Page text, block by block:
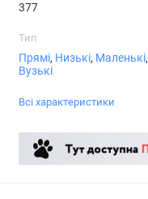
377
Тип
Прямі, Низькі, Маленькі,
Вузькі
Всі характеристики